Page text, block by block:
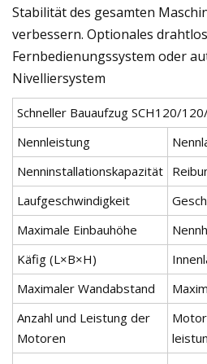
Stabilität des gesamten
verbessern. Optionales
Fernbedienungssystem oder
Nivelliersystem
Schneller Bauaufzug SCH120/
Nennleistung
Nenninstallationskapazität
Laufgeschwindigkeit
Maximale Einbauhöhe
Käfig (L×B×H)
Maximaler Wandabstand
Anzahl und Leistung der
Motoren